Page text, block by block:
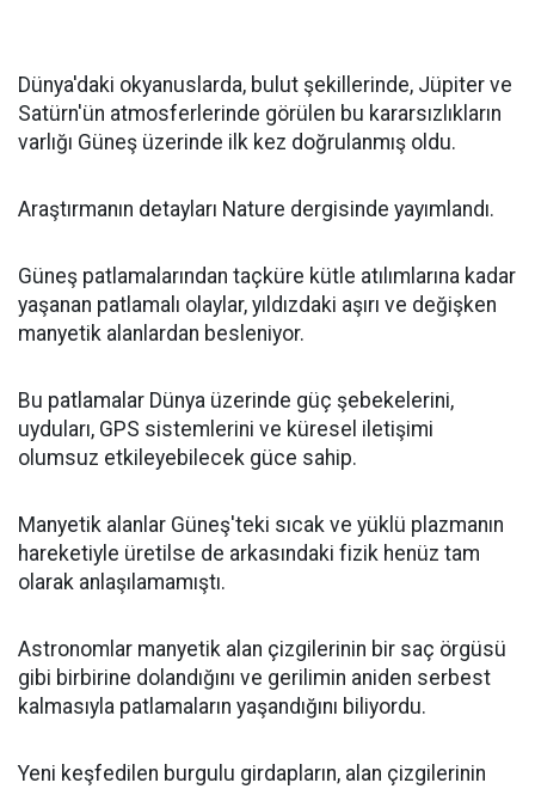
Dünya'daki okyanuslarda, bulut şekillerinde, Jüpiter ve
Satürn'ün atmosferlerinde görülen bu kararsızlıkların
varlığı Güneş üzerinde ilk kez doğrulanmış oldu.
Araştırmanın detayları Nature dergisinde yayımlandı.
Güneş patlamalarından taçküre kütle atılımlarına kadar
yaşanan patlamalı olaylar, yıldızdaki aşırı ve değişken
manyetik alanlardan besleniyor.
Bu patlamalar Dünya üzerinde güç şebekelerini,
uyduları, GPS sistemlerini ve küresel iletişimi
olumsuz etkileyebilecek güce sahip.
Manyetik alanlar Güneş'teki sıcak ve yüklü plazmanın
hareketiyle üretilse de arkasındaki fizik henüz tam
olarak anlaşılamamıştı.
Astronomlar manyetik alan çizgilerinin bir saç örgüsü
gibi birbirine dolandığını ve gerilimin aniden serbest
kalmasıyla patlamaların yaşandığını biliyordu.
Yeni keşfedilen burgulu girdapların, alan çizgilerinin